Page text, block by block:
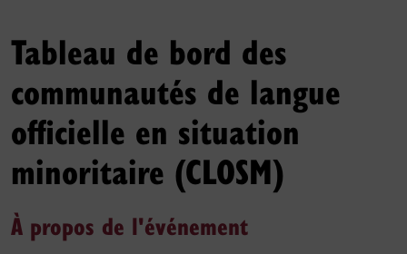
Tableau de bord des
communautés de langue
officielle en situation
minoritaire (CLOSM)
À propos de l'événement